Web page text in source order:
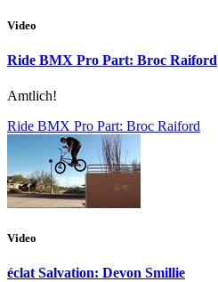
Video
Ride BMX Pro Part: Broc Raiford
Amtlich!
Ride BMX Pro Part: Broc Raiford
Video
éclat Salvation: Devon Smillie